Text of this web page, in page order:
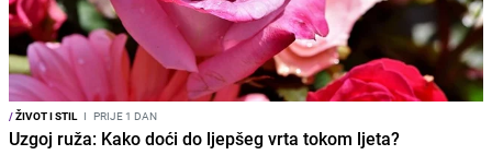
/ŽIVOT I STIL I PRIJE 1 DAN
Uzgoj ruža: Kako doći do ljepšeg vrta tokom ljeta?